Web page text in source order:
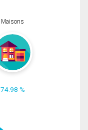
Maisons
74.98 %